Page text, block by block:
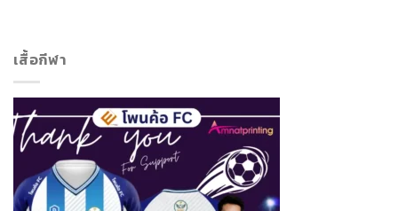
เสื้อกีฬา